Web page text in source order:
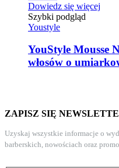
Dowiedz się więcej
Szybki podgląd
Youstyle
YouStyle Mousse
włosów o
ZAPISZ SIĘ
Uzyskaj wszystkie informacje o
barberskich, nowościach oraz